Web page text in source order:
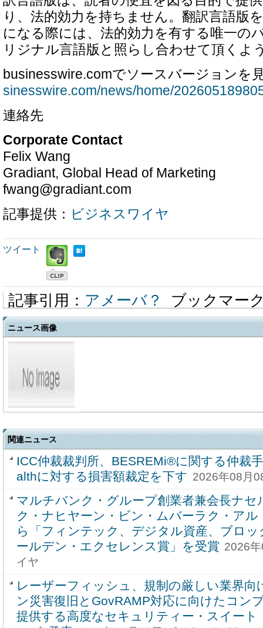
り、法的効力を持ちません。翻訳言語版
になる際には、法的効力を有する唯一の
リジナル言語版と照らし合わせて頂くよ
businesswire.comでソースバージョンを
sinesswire.com/news/home/
連絡先
Corporate Contact
Felix Wang
Gradiant, Global Head of Marketing
fwang@gradiant.com
記事提供： ビジネスワイヤ
ツイート
記事引用： アメーバ？ ブックマー
ニュース画像
関連ニュース
ICC仲裁裁判所、BESREMi®に関する仲裁
althに対する損害額裁定を下す 2026年08月
マルチバンク・グループ創業者兼会長ナ
ク・ナヒヤーン・ビン・ムバーラク・ア
ら「フィンテック、デジタル資産、ブロ
ールデン・エクセレンス賞」を受賞 2026
イヤ
レーザーフィッシュ、規制の厳しい業界
ン災害復旧とGovRAMP対応に向けたコン
提供する高度なセキュリティー・スイート